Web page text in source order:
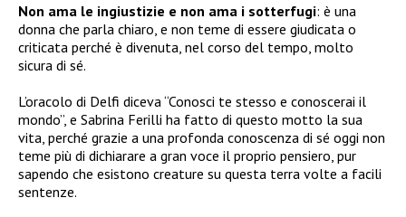
Non ama le ingiustizie e non ama i sotterfugi: è una
donna che parla chiaro, e non teme di essere giudicata o
criticata perché è divenuta, nel corso del tempo, molto
sicura di sé.
L’oracolo di Delfi diceva “Conosci te stesso e conoscerai il
mondo”, e Sabrina Ferilli ha fatto di questo motto la sua
vita, perché grazie a una profonda conoscenza di sé oggi non
teme più di dichiarare a gran voce il proprio pensiero, pur
sapendo che esistono creature su questa terra volte a facili
sentenze.